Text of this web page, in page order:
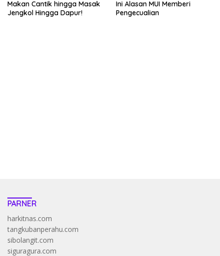
Makan Cantik hingga Masak
Jengkol Hingga Dapur!
Ini Alasan MUI Memberi
Pengecualian
PARNER
harkitnas.com
tangkubanperahu.com
sibolangit.com
siguragura.com